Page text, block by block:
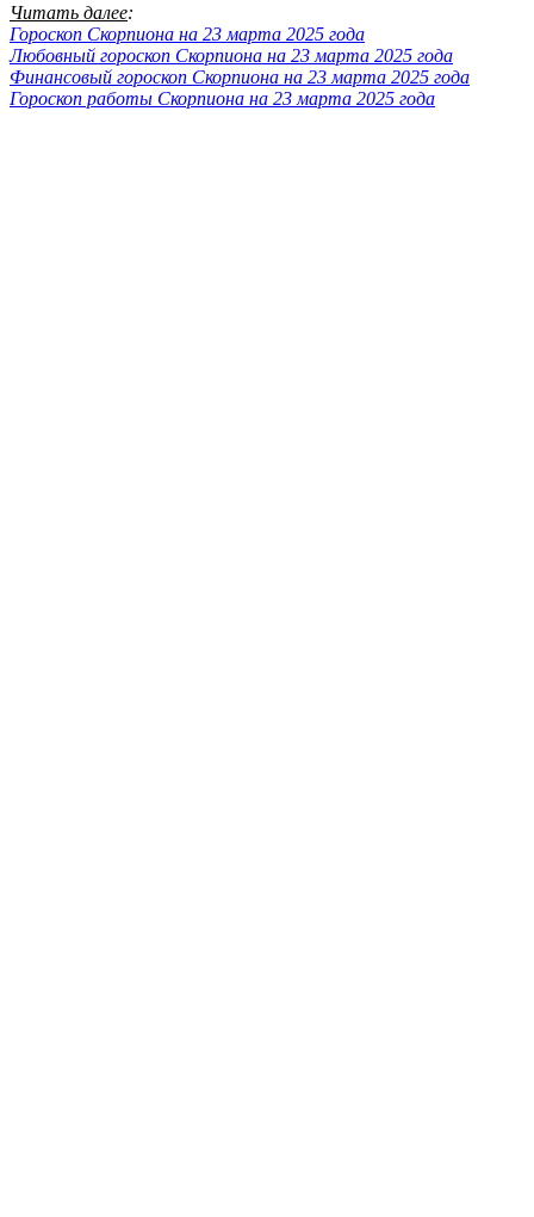
Читать далее:
Гороскоп Скорпиона на 23 марта 2025 года
Любовный гороскоп Скорпиона на 23 марта 2025 года
Финансовый гороскоп Скорпиона на 23 марта 2025 года
Гороскоп работы Скорпиона на 23 марта 2025 года